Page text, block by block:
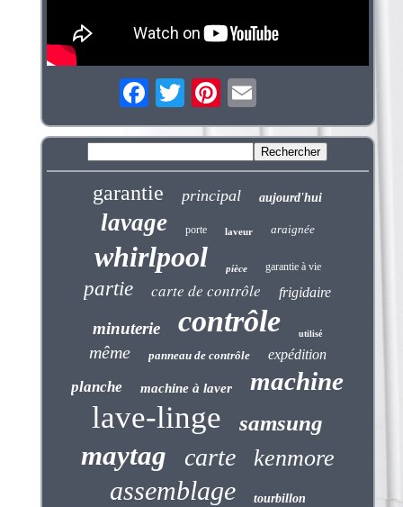
garantie principal aujourd'hui
lavage porte laveur araignée
whirlpool pièce garantie à vie
partie carte de contrôle frigidaire
minuterie contrôle utilisé
même panneau de contrôle expédition
planche machine à laver machine
lave-linge samsung
maytag carte kenmore
assemblage tourbillon